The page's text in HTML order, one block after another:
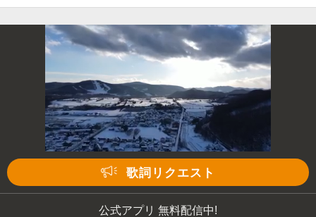
歌詞リクエスト
公式アプリ 無料配信中!